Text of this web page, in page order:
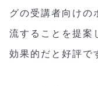
グの受講者向けの
流することを提案
効果的だと好評で